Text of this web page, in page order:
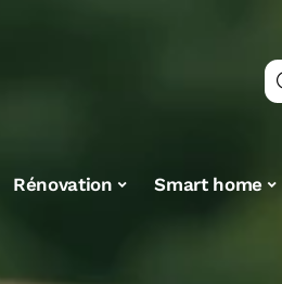
Rénovation Smart home